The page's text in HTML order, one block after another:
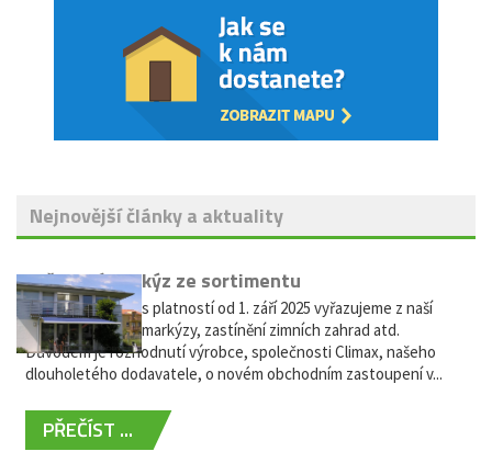
Nejnovější články a aktuality
Vyřazení markýz ze sortimentu
Vážení zákazníci, s platností od 1. září 2025 vyřazujeme z naší
nabídky výsuvné markýzy, zastínění zimních zahrad atd.
Důvodem je rozhodnutí výrobce, společnosti Climax, našeho
dlouholetého dodavatele, o novém obchodním zastoupení v...
PŘEČÍST ...